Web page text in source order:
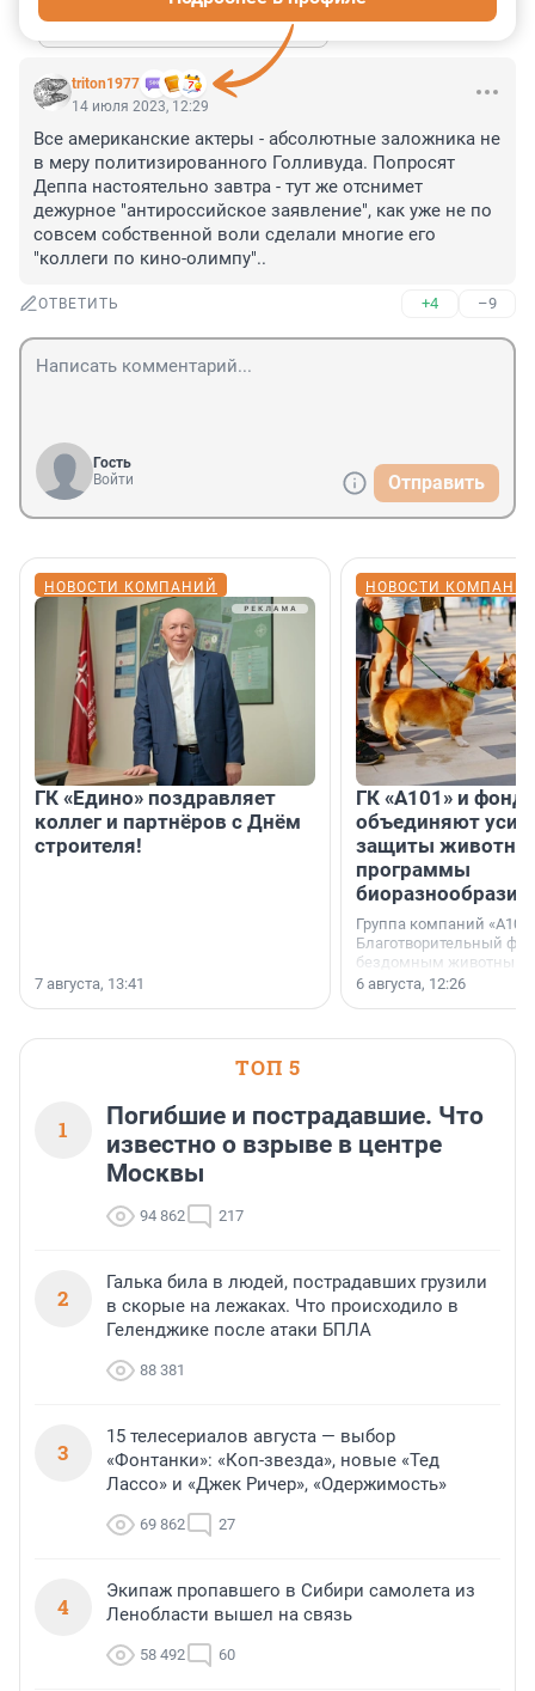
Показать ещё 2 ответа
triton1977
14 июля 2023, 12:29
Все американские актеры - абсолютные заложника не
в меру политизированного Голливуда. Попросят
Деппа настоятельно завтра - тут же отснимет
дежурное "антироссийское заявление", как уже не по
совсем собственной воли сделали многие его
"коллеги по кино-олимпу"..
ОТВЕТИТЬ +4 –9
Гость
Войти
Отправить
НОВОСТИ КОМПАНИЙ
ГК «Едино» поздравляет
коллег и партнёров с Днём
строителя!
7 августа, 13:41
НОВОСТИ
ГК «А101» и фонд
объединяют
защиты
программы
биоразнообразия
Группа компаний
Благотворительный
бездомным животным
заключили соглашение
6 августа, 12:26
ТОП 5
1
Погибшие и пострадавшие. Что
известно о взрыве в центре
Москвы
94 862 217
2
Галька била в людей, пострадавших грузили
в скорые на лежаках. Что происходило в
Геленджике после атаки БПЛА
88 381
3
15 телесериалов августа — выбор
«Фонтанки»: «Коп-звезда», новые «Тед
Лассо» и «Джек Ричер», «Одержимость»
69 862 27
4
Экипаж пропавшего в Сибири самолета из
Ленобласти вышел на связь
58 492 60